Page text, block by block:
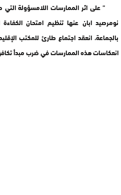
” على اثر الممارسات اللامسؤولة التي
نومرصيد ابان عنها تنظيم امتحان
بالجماعة، انعقد اجتماع طارئ للمكتب
انعكاسات هذه الممارسات في ضرب مبدأ تكافؤ